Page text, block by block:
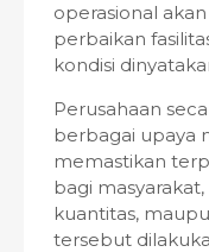
operasional
perbaikan
kondisi
Perusahaan
berbagai upaya
memastikan
bagi
kuantitas,
tersebut